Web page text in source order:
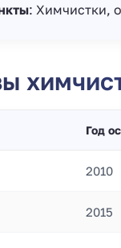
: Химчистки,
Год
2010
2015